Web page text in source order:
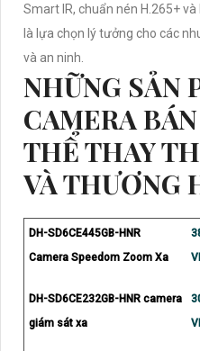
Smart IR, chuẩn nén H.265+
là lựa chọn lý tưởng cho các
và an ninh.
NHỮNG SẢN
CAMERA
THỂ THAY
VÀ THƯƠNG
DH-SD6CE445GB-HNR
Camera Speedom Zoom Xa
DH-SD6CE232GB-HNR camera
giám sát xa